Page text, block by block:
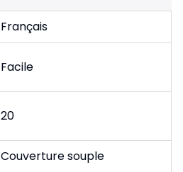
Français
Facile
20
Couverture souple